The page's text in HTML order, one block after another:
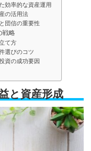
効率的な資産運用
の活用法
団信の重要性
戦略
て方
選びのコツ
資の成功要因
と資産形成